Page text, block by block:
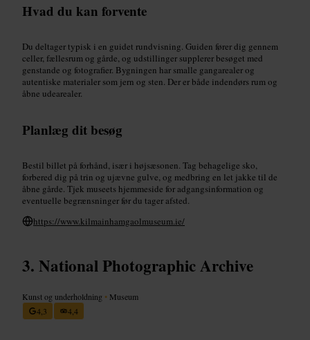
Hvad du kan forvente
Du deltager typisk i en guidet rundvisning. Guiden fører dig gennem
celler, fællesrum og gårde, og udstillinger supplerer besøget med
genstande og fotografier. Bygningen har smalle gangarealer og
autentiske materialer som jern og sten. Der er både indendørs rum og
åbne udearealer.
Planlæg dit besøg
Bestil billet på forhånd, især i højsæsonen. Tag behagelige sko,
forbered dig på trin og ujævne gulve, og medbring en let jakke til de
åbne gårde. Tjek museets hjemmeside for adgangsinformation og
eventuelle begrænsninger før du tager afsted.
https://www.kilmainhamgaolmuseum.ie/
National Photographic Archive
Kunst og underholdning • Museum
4,3
4,4